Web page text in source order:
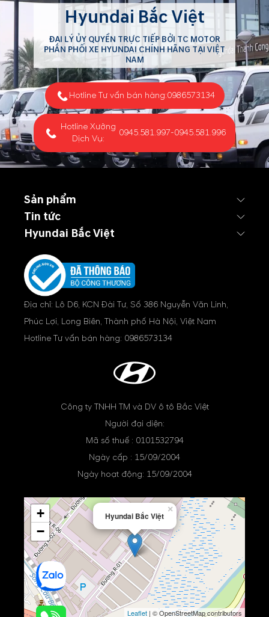
Hyundai Bắc Việt
ĐẠI LÝ ỦY QUYỀN TRỰC TIẾP BỞI TC MOTOR
PHÂN PHỐI XE HYUNDAI CHÍNH HÃNG TẠI VIỆT
NAM
Hotline Tư vấn bán hàng:0986573134
Hotline Xưởng
Dịch Vụ:
0945.581.997-0945.581.996
Sản phẩm
Tin tức
Hyundai Bắc Việt
Địa chỉ: Lô D6, KCN Đài Tư, Số 386 Nguyễn Văn Linh,
Phúc Lợi, Long Biên, Thành phố Hà Nội, Việt Nam
Hotline Tư vấn bán hàng: 0986573134
Công ty TNHH TM và DV ô tô Bắc Việt
Người đại diện:
Mã số thuế : 0101532794
Ngày cấp : 15/09/2004
Ngày hoạt động: 15/09/2004
Hyundai Bắc Việt
×
+
−
Leaflet | © OpenStreetMap contributors